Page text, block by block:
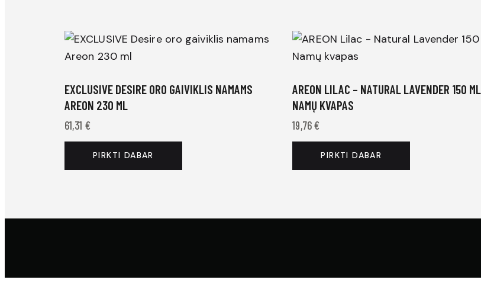
EXCLUSIVE DESIRE ORO GAIVIKLIS NAMAMS
AREON 230 ML
61,31 €
PIRKTI DABAR
AREON LILAC – NATURAL LAVENDER 150 ML
NAMŲ KVAPAS
19,76€
PIRKTI DABAR